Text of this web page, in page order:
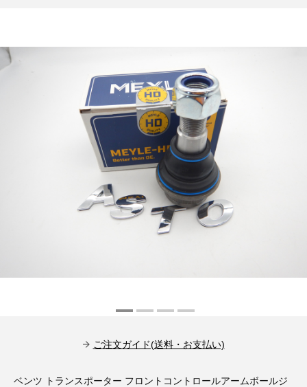
オプション品（17）
安定化電源ユニット（8）
バッテリーテスター（4）
古い車両用診断テスター（10）
バイク用診断テスター（7）
イタリア/フランス車（27）
バッテリーチャージャー（4）
ディーゼルインジェクター&グロープラグ ツール（7）
スウェーデン車（45）
ブレーキキャリパーリペアキット（368）
イモビライザーOFF（1）
ご注文ガイド(送料・お支払い)
ベンツ トランスポーター フロントコントロールアームボールジ